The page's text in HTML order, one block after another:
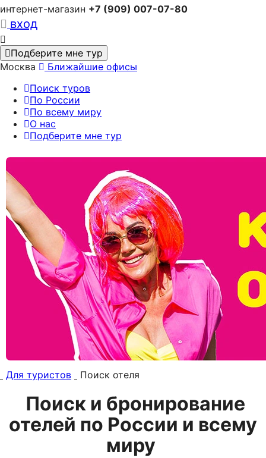
интернет-магазин +7 (909) 007-07-80
вход
Подберите мне тур
Москва
Ближайшие офисы
Поиск туров
По России
По всему миру
О нас
Подберите мне тур
Для туристов Поиск отеля
Поиск и бронирование
отелей по России и всему
миру